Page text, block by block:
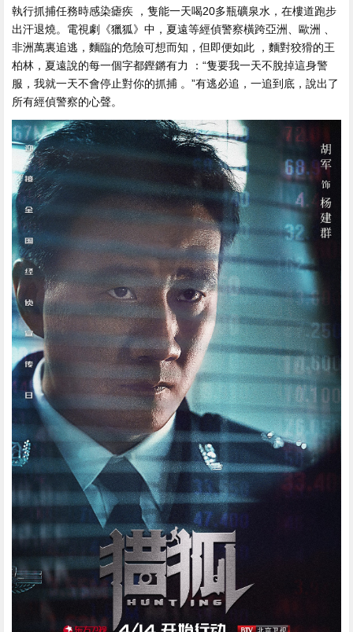
執行抓捕任務時感染瘧疾 ，隻能一天喝20多瓶礦泉水 ，在樓道跑步
出汗退燒。電視劇《獵狐》中，夏遠等經偵警察橫跨亞洲、歐洲 、
非洲萬裏追逃 ，麵臨的危險可想而知，但即便如此 ，麵對狡猾的王
柏林，夏遠說的每一個字都鏗鏘有力 ：“隻要我一天不脫掉這身警
服，我就一天不會停止對你的抓捕 。”有逃必追 ，一追到底，說出了
所有經偵警察的心聲 。